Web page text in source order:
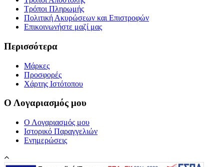
Τρόποι Πληρωμής
Πολιτική Ακυρώσεων και Επιστροφών
Επικοινωνήστε μαζί μας
Περισσότερα
Μάρκες
Προσφορές
Χάρτης Ιστότοπου
Ο Λογαριασμός μου
Ο Λογαριασμός μου
Ιστορικό Παραγγελιών
Ενημερώσεις